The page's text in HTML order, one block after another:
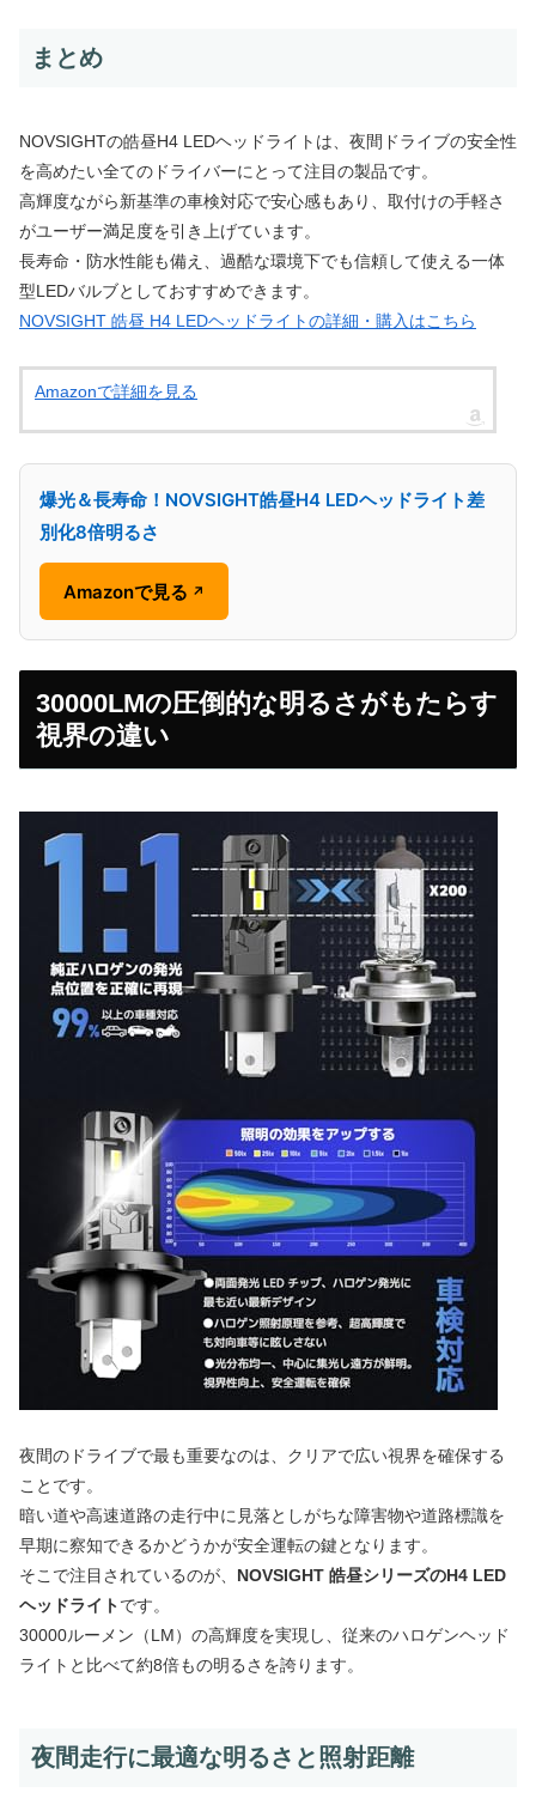
まとめ
NOVSIGHTの皓昼H4 LEDヘッドライトは、夜間ドライブの安全性
を高めたい全てのドライバーにとって注目の製品です。
高輝度ながら新基準の車検対応で安心感もあり、取付けの手軽さ
がユーザー満足度を引き上げています。
長寿命・防水性能も備え、過酷な環境下でも信頼して使える一体
型LEDバルブとしておすすめできます。
NOVSIGHT 皓昼 H4 LEDヘッドライトの詳細・購入はこちら
Amazonで詳細を見る
爆光＆長寿命！NOVSIGHT皓昼H4 LEDヘッドライト差
別化8倍明るさ
Amazonで見る ↗
30000LMの圧倒的な明るさがもたらす
視界の違い
夜間のドライブで最も重要なのは、クリアで広い視界を確保する
ことです。
暗い道や高速道路の走行中に見落としがちな障害物や道路標識を
早期に察知できるかどうかが安全運転の鍵となります。
そこで注目されているのが、 NOVSIGHT 皓昼シリーズのH4 LED
ヘッドライトです。
30000ルーメン（LM）の高輝度を実現し、従来のハロゲンヘッド
ライトと比べて約8倍もの明るさを誇ります。
夜間走行に最適な明るさと照射距離